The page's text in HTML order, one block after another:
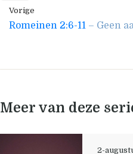
Vorige
Romeinen 2:6-11 – Geen
Meer van deze
2-